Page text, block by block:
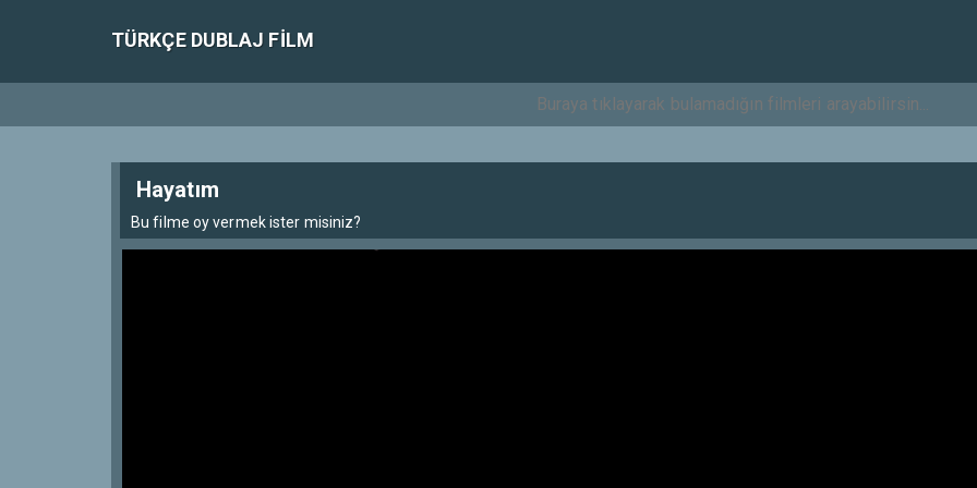
TÜRKÇE DUBLAJ FILM
Hayatım
Bu filme oy vermek ister misiniz?